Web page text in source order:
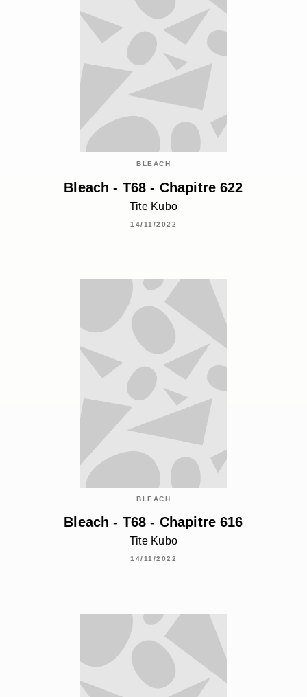
BLEACH
Bleach - T68 - Chapitre 622
Tite Kubo
14/11/2022
BLEACH
Bleach - T68 - Chapitre 616
Tite Kubo
14/11/2022